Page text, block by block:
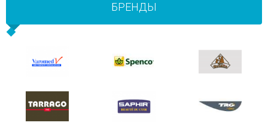
БРЕНДЫ